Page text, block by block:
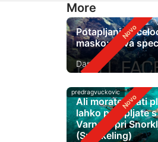
More
Potapljanje s
masko: nova
Danes
predragvuckovic
Ali morate znati
lahko potapljate
Varnost pri
(Snorkeling)